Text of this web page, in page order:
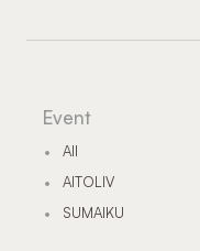
Event
All
AITOLIV
SUMAIKU